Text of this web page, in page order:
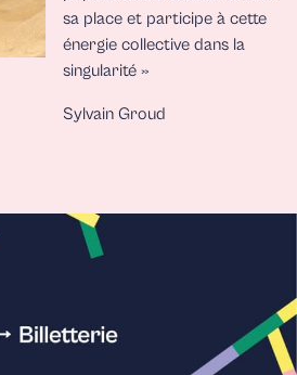
sa place et participe à cette
énergie collective dans la
singularité »
Sylvain Groud